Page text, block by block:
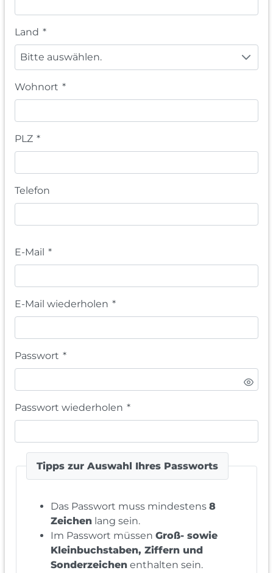
Land *
Bitte auswählen.
Wohnort *
PLZ *
Telefon
E-Mail *
E-Mail wiederholen *
Passwort *
Passwort wiederholen *
Tipps zur Auswahl Ihres Passworts
Das Passwort muss mindestens 8
Zeichen lang sein.
Im Passwort müssen Groß- sowie
Kleinbuchstaben, Ziffern und
Sonderzeichen enthalten sein.